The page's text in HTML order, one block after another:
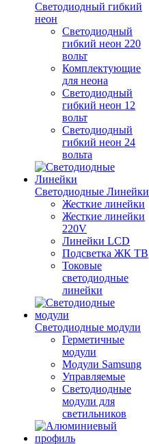
Светодиодный гибкий
неон
Светодиодный
гибкий неон 220
вольт
Комплектующие
для неона
Светодиодный
гибкий неон 12
вольт
Светодиодный
гибкий неон 24
вольта
Светодиодные Линейки
Жесткие линейки
Жесткие линейки
220V
Линейки LCD
Подсветка ЖК ТВ
Токовые
светодиодные
линейки
Светодиодные модули
Герметичные
модули
Модули Samsung
Управляемые
Светодиодные
модули для
светильников